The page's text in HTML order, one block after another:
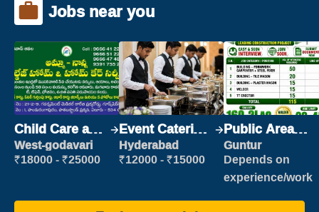
Jobs near you
Child Care and
Patient care
West-godavari
₹18000 - ₹25000
Event Catering
Staff
Hyderabad
₹12000 - ₹15000
Public Area
Cleaner
Guntur
Depends on
experience/work